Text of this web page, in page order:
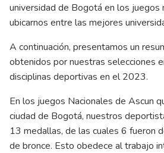
universidad de Bogotá en los juegos
ubicarnos entre las mejores
A continuación, presentamos un
obtenidos por nuestras selecciones
disciplinas deportivas en el 2023.
En los juegos Nacionales de Ascun
ciudad de Bogotá, nuestros
13 medallas, de las cuales 6 fueron
de bronce. Esto obedece al trabajo